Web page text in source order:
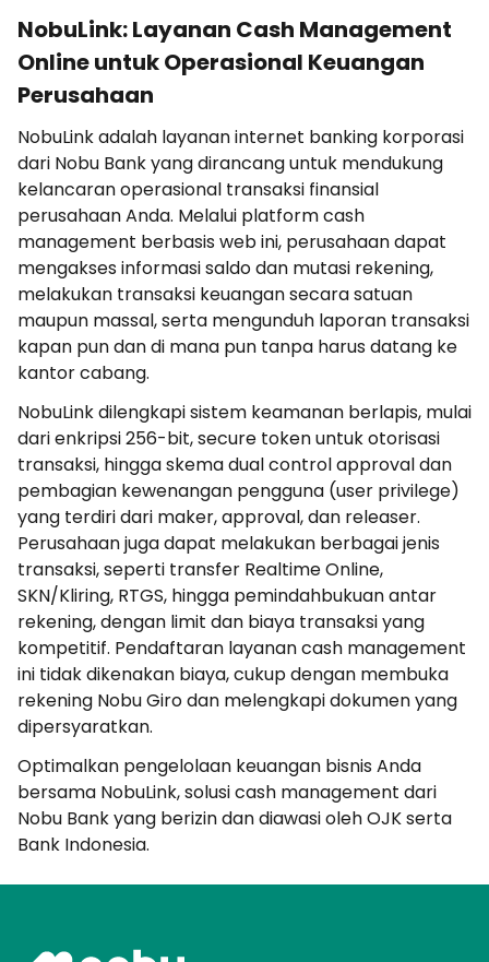
NobuLink: Layanan Cash Management
Online untuk Operasional Keuangan
Perusahaan
NobuLink adalah layanan internet banking korporasi
dari Nobu Bank yang dirancang untuk mendukung
kelancaran operasional transaksi finansial
perusahaan Anda. Melalui platform cash
management berbasis web ini, perusahaan dapat
mengakses informasi saldo dan mutasi rekening,
melakukan transaksi keuangan secara satuan
maupun massal, serta mengunduh laporan transaksi
kapan pun dan di mana pun tanpa harus datang ke
kantor cabang.
NobuLink dilengkapi sistem keamanan berlapis, mulai
dari enkripsi 256-bit, secure token untuk otorisasi
transaksi, hingga skema dual control approval dan
pembagian kewenangan pengguna (user privilege)
yang terdiri dari maker, approval, dan releaser.
Perusahaan juga dapat melakukan berbagai jenis
transaksi, seperti transfer Realtime Online,
SKN/Kliring, RTGS, hingga pemindahbukuan antar
rekening, dengan limit dan biaya transaksi yang
kompetitif. Pendaftaran layanan cash management
ini tidak dikenakan biaya, cukup dengan membuka
rekening Nobu Giro dan melengkapi dokumen yang
dipersyaratkan.
Optimalkan pengelolaan keuangan bisnis Anda
bersama NobuLink, solusi cash management dari
Nobu Bank yang berizin dan diawasi oleh OJK serta
Bank Indonesia.